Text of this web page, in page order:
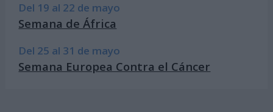
Del 19 al 22 de mayo
Semana de África
Del 25 al 31 de mayo
Semana Europea Contra el Cáncer